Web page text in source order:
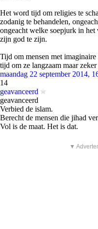
Het word tijd om religies te
zodanig te behandelen,
ongeacht welke soepjurk in het
zijn god te zijn.
Tijd om mensen met
tijd om ze langzaam maar
maandag 22 september 2014,
14
geavanceerd
geavanceerd
Verbied de islam.
Berecht de mensen die jihad
Vol is de maat. Het is dat.
▼